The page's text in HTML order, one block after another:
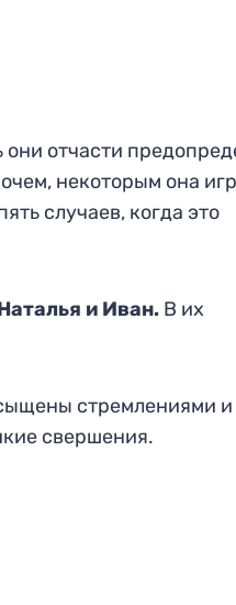
они отчасти
некоторым она
случаев, когда это
и Иван.В их
стремлениями и
свершения.